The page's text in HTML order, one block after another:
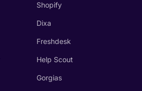
Shopify
Dixa
Freshdesk
Help Scout
Gorgias